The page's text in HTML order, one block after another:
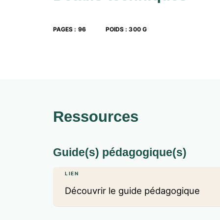
PAGES : 96 POIDS :300 G
Ressources
Guide(s) pédagogique(s)
LIEN
Découvrir le guide pédagogique